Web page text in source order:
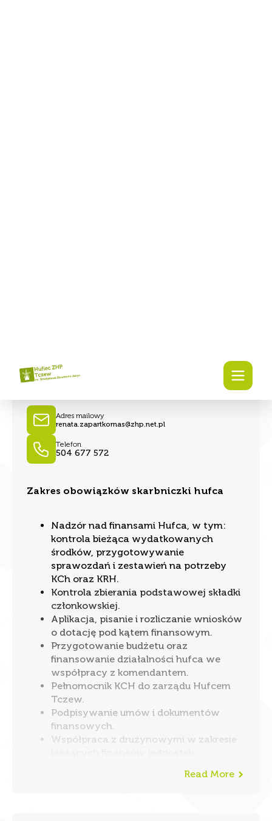
hm. Renata Zapart-Kornas
Adres mailowy
renata.zapartkornas@zhp.net.pl
Telefon
504 677 572
Zakres obowiązków skarbniczki hufca
Nadzór nad finansami Hufca, w tym:
kontrola bieżąca wydatkowanych
środków, przygotowywanie
sprawozdań i zestawień na potrzeby
KCh oraz KRH.
Kontrola zbierania podstawowej składki
członkowskiej.
Aplikacja, pisanie i rozliczanie wniosków
o dotację pod kątem finansowym.
Przygotowanie budżetu oraz
finansowanie działalności hufca we
współpracy z komendantem.
Pełnomocnik KCH do zarządu Hufcem
Tczew.
Podpisywanie umów i dokumentów
finansowych.
Współpraca z drużynowymi w zakresie
Read More